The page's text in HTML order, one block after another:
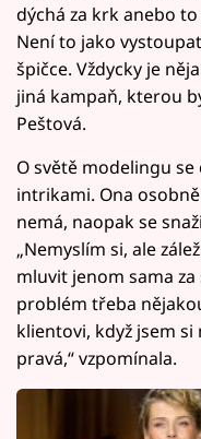
dýchá za krk anebo
Není to jako
špičce. Vždycky je
jiná kampaň, kterou
Peštová.
O světě modelingu
intrikami. Ona
nemá, naopak se
„Nemyslím si, ale
mluvit jenom sama
problém třeba
klientovi, když jsem si
pravá,“ vzpomínala.